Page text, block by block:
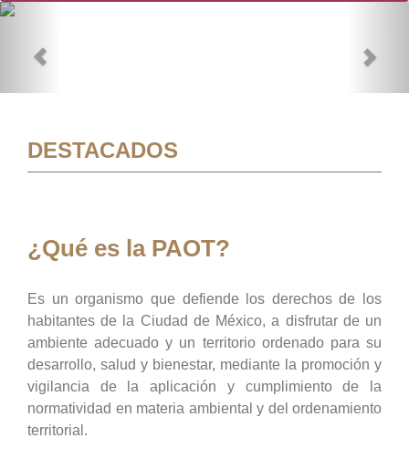
DESTACADOS
¿Qué es la PAOT?
Es un organismo que defiende los derechos de los
habitantes de la Ciudad de México, a disfrutar de un
ambiente adecuado y un territorio ordenado para su
desarrollo, salud y bienestar, mediante la promoción y
vigilancia de la aplicación y cumplimiento de la
normatividad en materia ambiental y del ordenamiento
territorial.